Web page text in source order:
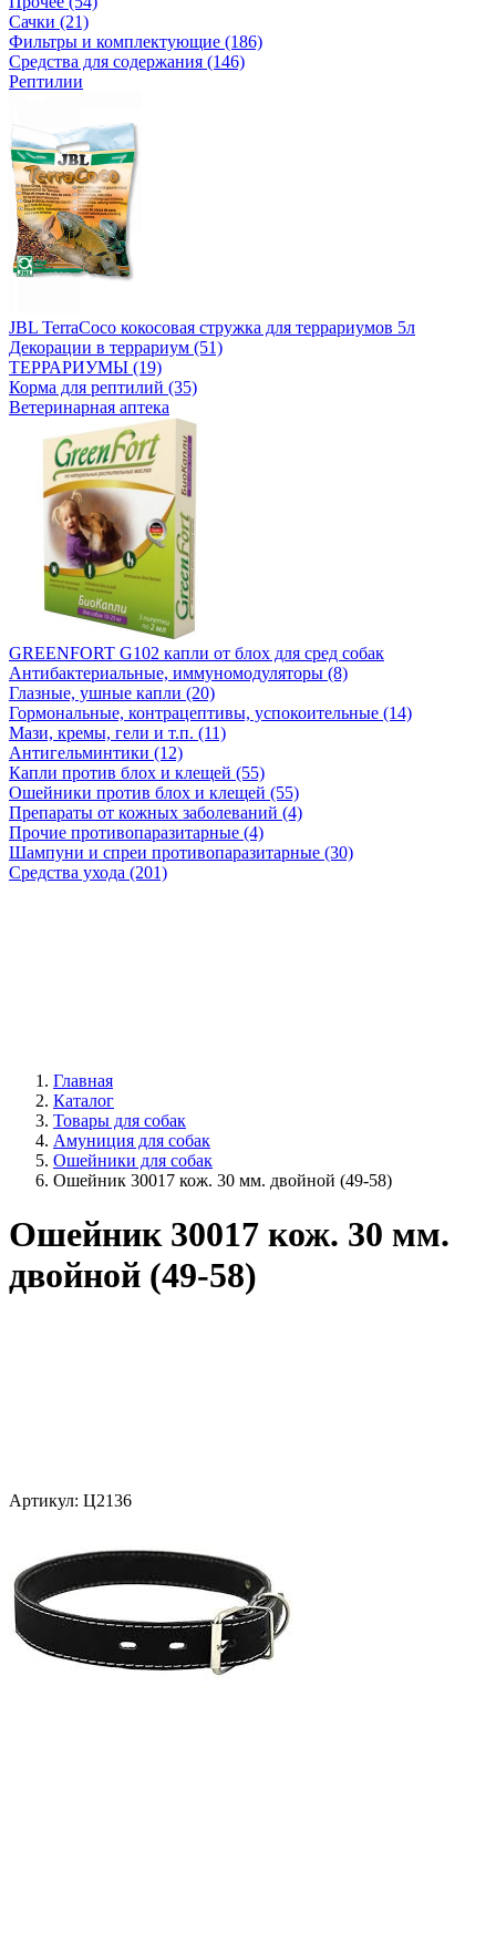
Сачки (21)
Фильтры и комплектующие (186)
Средства для содержания (146)
Рептилии
JBL TerraCoco кокосовая стружка для террариумов 5л
Декорации в террариум (51)
ТЕРРАРИУМЫ (19)
Корма для рептилий (35)
Ветеринарная аптека
GREENFORT G102 капли от блох для сред собак
Антибактериальные, иммуномодуляторы (8)
Глазные, ушные капли (20)
Гормональные, контрацептивы, успокоительные (14)
Мази, кремы, гели и т.п. (11)
Антигельминтики (12)
Капли против блох и клещей (55)
Ошейники против блох и клещей (55)
Препараты от кожных заболеваний (4)
Прочие противопаразитарные (4)
Шампуни и спреи противопаразитарные (30)
Средства ухода (201)
Главная
Каталог
Товары для собак
Амуниция для собак
Ошейники для собак
Ошейник 30017 кож. 30 мм. двойной (49-58)
Ошейник 30017 кож. 30 мм.
двойной (49-58)
Артикул: Ц2136